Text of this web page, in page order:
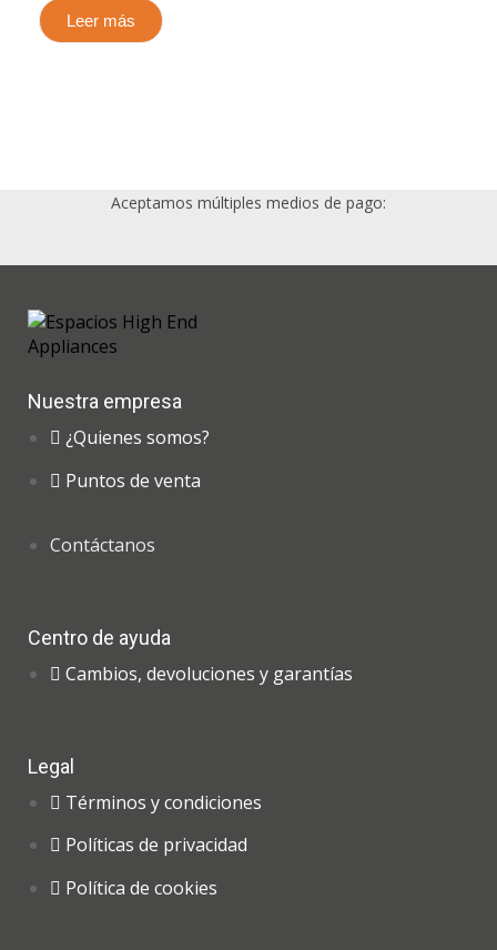
Leer más
Aceptamos múltiples medios de pago:
Nuestra empresa
¿Quienes somos?
Puntos de venta
Contáctanos
Centro de ayuda
Cambios, devoluciones y garantías
Legal
Términos y condiciones
Políticas de privacidad
Política de cookies